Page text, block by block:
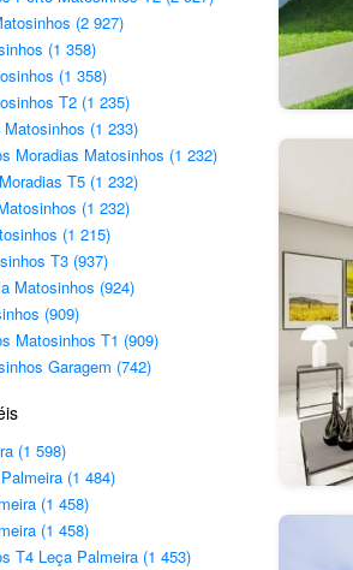
(2 927)
(1 358)
(1 358)
T2 (1 235)
(1 233)
Moradias Matosinhos (1 232)
T5 (1 232)
(1 232)
(1 215)
T3 (937)
Matosinhos (924)
(909)
Matosinhos T1 (909)
Garagem (742)
(1 598)
(1 484)
(1 458)
(1 458)
T4 Leça Palmeira (1 453)